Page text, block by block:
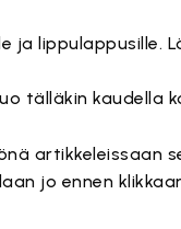
lippulappusille.
tälläkin kaudella
artikkeleissaan
jo ennen